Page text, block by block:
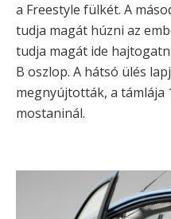
a Freestyle fülkét. A
tudja magát húzni az
tudja magát ide
B oszlop. A hátsó ülés
megnyújtották, a támlája
mostaninál.